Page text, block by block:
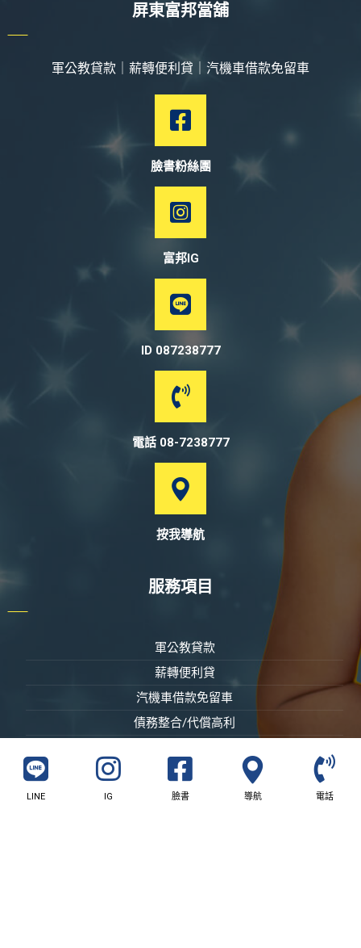
屏東富邦當舖
軍公教貸款｜薪轉便利貸｜汽機車借款免留車
臉書粉絲團
富邦IG
ID 087238777
電話 08-7238777
按我導航
服務項目
軍公教貸款
薪轉便利貸
汽機車借款免留車
債務整合/代償高利
LINE IG 臉書 導航 電話